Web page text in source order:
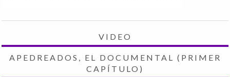
VIDEO
APEDREADOS, EL DOCUMENTAL (PRIMER
CAPÍTULO)